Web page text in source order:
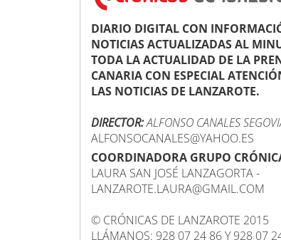
DIARIO DIGITAL CON
NOTICIAS ACTUALIZADAS AL
TODA LA ACTUALIDAD DE LA
CANARIA CON ESPECIAL
LAS NOTICIAS DE LANZAROTE.
DIRECTOR:ALFONSO CANALES
ALFONSOCANALES@YAHOO.ES
COORDINADORA GRUPO
LAURA SAN JOSÉ LANZAGORTA -
© CRÓNICAS DE LANZAROTE 2015
LLÁMANOS: 928 07 24 86 Y 928 07